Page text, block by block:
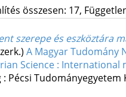
összesen: 17,
szerepe és eszköztára
A Magyar Tudomány
Science :
: Pécsi Tudományegyetem